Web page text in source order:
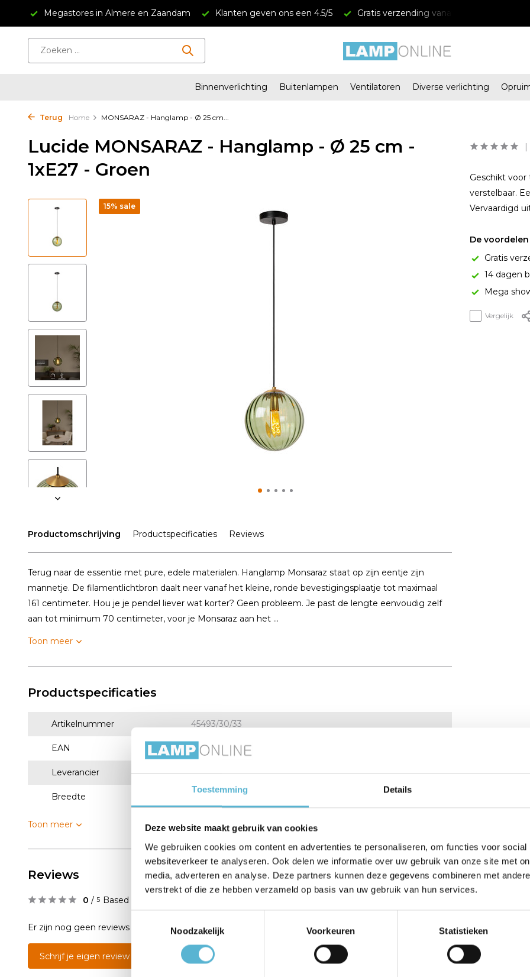
Toestemming Details
Deze website maakt gebruik van cookies
We gebruiken cookies om content en advertenties te personaliseren, om functies voor
websiteverkeer te analyseren. Ook delen we informatie over uw gebruik van onze site met
media, adverteren en analyse. Deze partners kunnen deze gegevens combineren met
verstrekt of die ze hebben verzameld op basis van uw gebruik van hun services.
Noodzakelijk
Voorkeuren Statistieken
Megastores in Almere en Zaandam Klanten geven ons een 4.5/5 Gratis verzending vanaf € 34,95
Binnenverlichting Buitenlampen Ventilatoren Diverse verlichting
Terug Home MONSARAZ - Hanglamp - Ø 25 cm...
Lucide MONSARAZ - Hanglamp - Ø 25 cm -
1xE27 - Groen
15% sale
Productomschrijving Productspecificaties Reviews
Terug naar de essentie met pure, edele materialen. Hanglamp Monsaraz staat op zijn eentje zijn
mannetje. De filamentlichtbron daalt neer vanaf het kleine, ronde bevestigingsplaatje tot maximaal
161 centimeter. Hou je je pendel liever wat korter? Geen probleem. Je past de lengte eenvoudig zelf
aan tot minimum 70 centimeter, voor je Monsaraz aan het ...
Toon meer
Productspecificaties
Artikelnummer 45493/30/33
EAN 5411212452399
Leverancier Lucide
Breedte
Toon meer
Geschikt
verstelbaar.
Vervaardigd
De
Gratis
14 dagen
Mega
Vergelijk
Reviews
0 / 5 Based on 0 reviews
Er zijn nog geen reviews geschreven over dit product..
Schrijf je eigen review